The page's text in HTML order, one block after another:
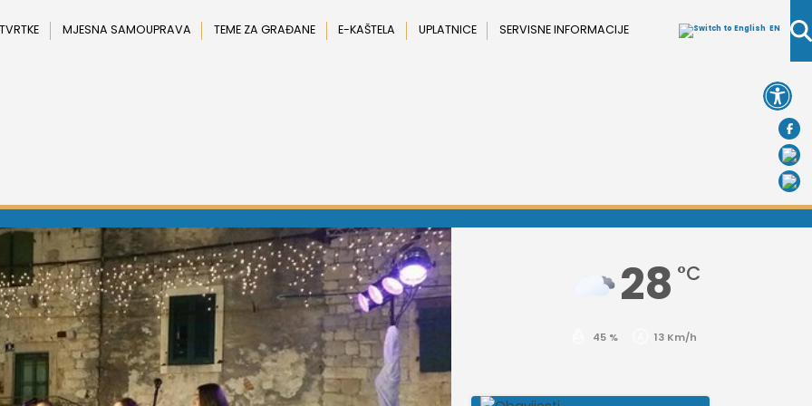
MJESNA SAMOUPRAVA TEME ZA GRAĐANE E-KAŠTELA UPLATNICE SERVISNE INFORMACIJE EN
28 °C
45 % 13 Km/h